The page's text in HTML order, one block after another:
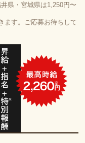
県・宮城県は1,250円〜
ます。ご応募お待ちして